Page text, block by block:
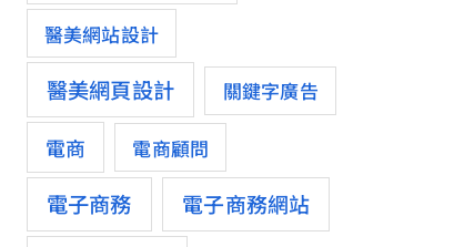
醫美網站設計
醫美網頁設計 關鍵字廣告
電商 電商顧問
電子商務 電子商務網站